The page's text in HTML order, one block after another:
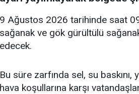
9 Ağustos 2026 tarihinde saat
sağanak ve gök gürültülü
edecek.
Bu süre zarfında sel, su baskını,
hava koşullarına karşı